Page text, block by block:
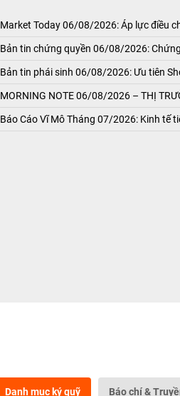
Market Today 06/08/2026: Áp lực điều
Bản tin chứng quyền 06/08/2026:
Bản tin phái sinh 06/08/2026: Ưu tiên
MORNING NOTE 06/08/2026 – THỊ
Báo Cáo Vĩ Mô Tháng 07/2026: Kinh tế
Danh mục ký quỹ Báo chí &